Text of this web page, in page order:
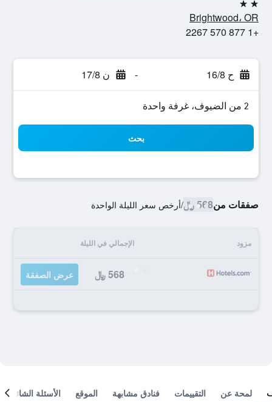
2 نجمتين
Brightwood، OR
+1 877 570 2267
ح 16/8 - ن 17/8
2 من الضيوف، غرفة واحدة
بحث
صفقات من568 ﷼ /أرخص سعر الليلة الواحدة
مزود الإجمالي في الليلة
568 ﷼ عرض الصفقة
لمحة عن التقييمات فنادق مشابهة الموقع الأسئلة الشائعة